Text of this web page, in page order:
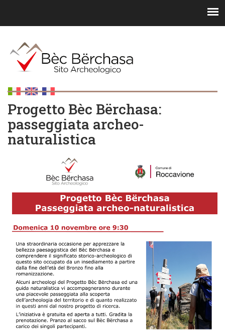
Progetto Bèc Bërchasa:
passeggiata archeo-
naturalistica